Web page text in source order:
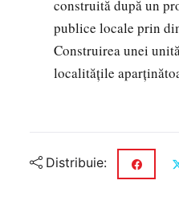
construită după un
publice locale prin
Construirea unei
localitățile
Distribuie: